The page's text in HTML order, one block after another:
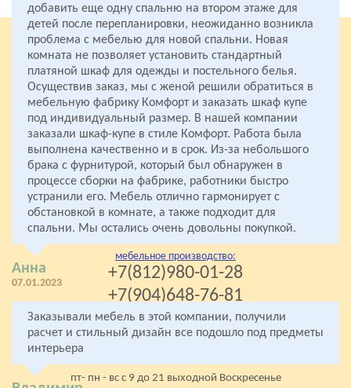
добавить еще одну спальню на втором этаже для
детей после перепланировки, неожиданно возникла
проблема с мебелью для новой спальни. Новая
комната не позволяет установить стандартный
платяной шкаф для одежды и постельного белья.
Осуществив заказ, мы с женой решили обратиться в
мебельную фабрику Комфорт и заказать шкаф купе
под индивидуальный размер. В нашей компании
заказали шкаф-купе в стиле Комфорт. Работа была
выполнена качественно и в срок. Из-за небольшого
брака с фурнитурой, который был обнаружен в
процессе сборки на фабрике, работники быстро
устранили его. Мебель отлично гармонирует с
обстановкой в комнате, а также подходит для
спальни. Мы остались очень довольны покупкой.
Анна
07.01.2023
Заказывали мебель в этой компании, получили
расчет и стильный дизайн все подошло под предметы
интерьера
ПО СЕРИИ
У МЕТРО
ПО РАЙОНАМ
В ЛЕНИНГРАДСКОЙ ОБЛАСТИ
Все права защищены
2005- 2026 «Комфорт»
Мебель на заказ
от производителя
мебельное производство:
+7(812)980-01-28
+7(904)648-76-81
стекольная мастерская:
+7(904)648-76-81
пт- пн - вс с 9 до 21 выходной Воскресенье